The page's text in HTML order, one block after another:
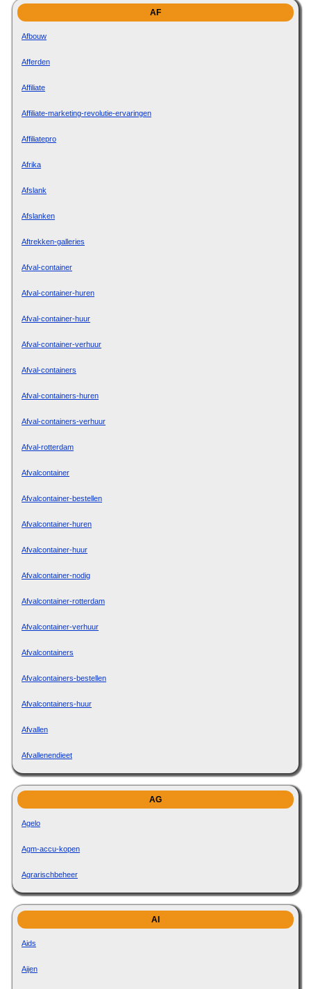
AF
Afbouw
Afferden
Affiliate
Affiliate-marketing-revolutie-ervaringen
Affiliatepro
Afrika
Afslank
Afslanken
Aftrekken-galleries
Afval-container
Afval-container-huren
Afval-container-huur
Afval-container-verhuur
Afval-containers
Afval-containers-huren
Afval-containers-verhuur
Afval-rotterdam
Afvalcontainer
Afvalcontainer-bestellen
Afvalcontainer-huren
Afvalcontainer-huur
Afvalcontainer-nodig
Afvalcontainer-rotterdam
Afvalcontainer-verhuur
Afvalcontainers
Afvalcontainers-bestellen
Afvalcontainers-huur
Afvallen
Afvallenendieet
AG
Agelo
Agm-accu-kopen
Agrarischbeheer
AI
Aids
Aijen